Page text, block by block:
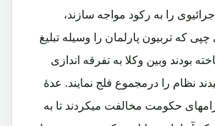
را به رکود مواجه سازند،
که تربیون پارلمان را وسیله تبلیغ
بودند وبین وکلا به تفرقه اندازی
نظام را درمجموع فلج نمایند. عدۀ
حکومت مخالفت میکردند تا به